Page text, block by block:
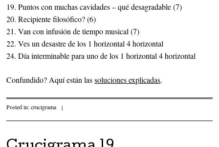
19. Puntos con muchas cavidades – qué desagradable (7)
20. Recipiente filosófico? (6)
21. Van con infusión de tiempo musical (7)
22. Ves un desastre de los 1 horizontal 4 horizontal
24. Día interminable para uno de los 1 horizontal 4 horizontal
Confundido? Aquí están lassoluciones explicadas.
Posted in:crucigrama |